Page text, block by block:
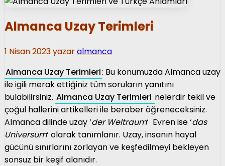
Almanca Uzay Terimleri
1 Nisan 2023yazaralmanca
Almanca Uzay Terimleri: Bu konumuzda Almanca uzay
ile igili merak ettiğiniz tüm soruların yanıtını
bulabilirsiniz. Almanca Uzay Terimleri nelerdir tekil ve
çoğul hallerini artikelleri ile beraber öğreneceksiniz.
Almanca dilinde uzay ‘der Weltraum‘ Evren ise ‘das
Universum‘ olarak tanımlanır. Uzay, insanın hayal
gücünü sınırlarını zorlayan ve keşfedilmeyi bekleyen
sonsuz bir keşif alanıdır.